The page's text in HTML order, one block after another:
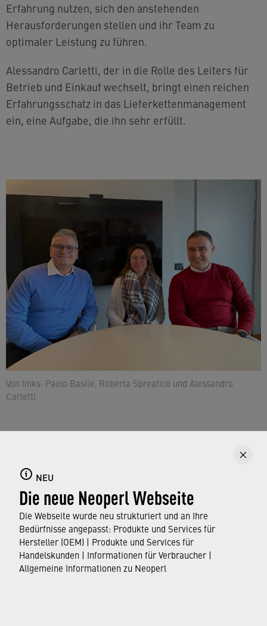
NEU
Die neue Neoperl Webseite
Die Webseite wurde neu strukturiert und an Ihre
Bedürfnisse angepasst: Produkte und Services für
Hersteller (OEM) | Produkte und Services für
Handelskunden | Informationen für Verbraucher |
Allgemeine Informationen zu Neoperl
Erfahrung nutzen, sich den anstehenden
Herausforderungen stellen und ihr Team zu
optimaler Leistung zu führen.
Alessandro Carletti, der in die Rolle des Leiters für
Betrieb und Einkauf wechselt, bringt einen reichen
Erfahrungsschatz in das Lieferkettenmanagement
ein, eine Aufgabe, die ihn sehr erfüllt.
Von links: Paolo Basile, Roberta Spreafico und Alessandro
Carletti
Mit diesen Geschichten zeigen wir das nachhaltige
Engagement von Neoperl für die
Mitarbeitendenentwicklung. Der Ability Flow ist eine
Roadmap, die Mitarbeitende auf ihrer persönlichen
und beruflichen Entwicklungsreise unterstützt.
Findet euren Flow mit Neoperl und beginnt mit uns
eure Entwicklungsreise:›Karriere (neoperl.com)